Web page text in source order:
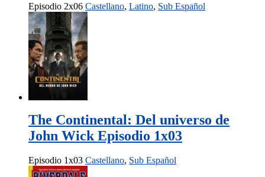
Episodio 2x06 Castellano, Latino, Sub Español
The Continental: Del universo de
John Wick Episodio 1x03
Episodio 1x03 Castellano, Sub Español